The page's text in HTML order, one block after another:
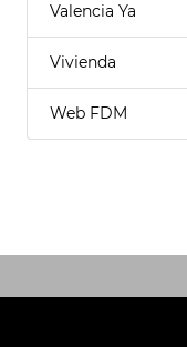
Valencia Ya
Vivienda
Web FDM